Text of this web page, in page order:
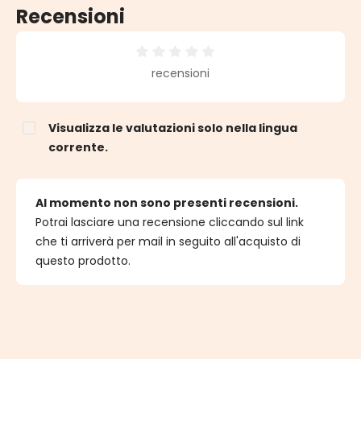
Recensioni
Valutazione media di 0 su 5 stelle
recensioni
Visualizza le valutazioni solo nella lingua
corrente.
Al momento non sono presenti recensioni.
Potrai lasciare una recensione cliccando sul link
che ti arriverà per mail in seguito all'acquisto di
questo prodotto.